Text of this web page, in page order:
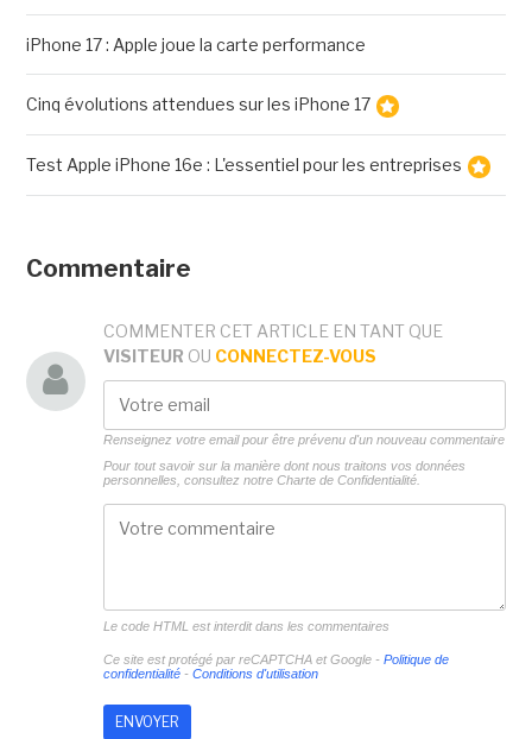
iPhone 17 : Apple joue la carte performance
Cinq évolutions attendues sur les iPhone 17
Test Apple iPhone 16e : L'essentiel pour les entreprises
Commentaire
COMMENTER CET ARTICLE EN TANT QUE
VISITEUR OU CONNECTEZ-VOUS
Renseignez votre email pour être prévenu d'un nouveau commentaire
Pour tout savoir sur la manière dont nous traitons vos données
personnelles, consultez notre Charte de Confidentialité.
Le code HTML est interdit dans les commentaires
Ce site est protégé par reCAPTCHA et Google - Politique de
confidentialité- Conditions d'utilisation